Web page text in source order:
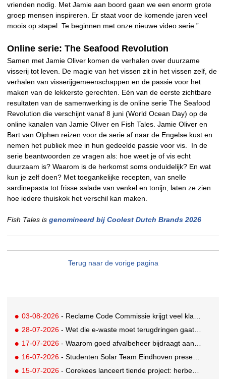
vrienden nodig. Met Jamie aan boord gaan we een enorm grote
groep mensen inspireren. Er staat voor de komende jaren veel
moois op stapel. Te beginnen met onze nieuwe video serie.”
Online serie: The Seafood Revolution
Samen met Jamie Oliver komen de verhalen over duurzame
visserij tot leven. De magie van het vissen zit in het vissen zelf, de
verhalen van visserijgemeenschappen en de passie voor het
maken van de lekkerste gerechten. Eén van de eerste zichtbare
resultaten van de samenwerking is de online serie The Seafood
Revolution die verschijnt vanaf 8 juni (World Ocean Day) op de
online kanalen van Jamie Oliver en Fish Tales. Jamie Oliver en
Bart van Olphen reizen voor de serie af naar de Engelse kust en
nemen het publiek mee in hun gedeelde passie voor vis. In de
serie beantwoorden ze vragen als: hoe weet je of vis echt
duurzaam is? Waarom is de herkomst soms onduidelijk? En wat
kun je zelf doen? Met toegankelijke recepten, van snelle
sardinepasta tot frisse salade van venkel en tonijn, laten ze zien
hoe iedere thuiskok het verschil kan maken.
Fish Tales is genomineerd bij Coolest Dutch Brands 2026
Terug naar de vorige pagina
03-08-2026 - Reclame Code Commissie krijgt veel klachten over duurzaamheidsclaims
28-07-2026 - Wet die e-waste moet terugdringen gaat in, maar veel Nederlanders hebben er nog nooit van gehoord
17-07-2026 - Waarom goed afvalbeheer bijdraagt aan een professionelere bedrijfsvoering
16-07-2026 - Studenten Solar Team Eindhoven presenteren 's werelds eerste zonne-ambulance
15-07-2026 - Corekees lanceert tiende project: herbebossing met koffie